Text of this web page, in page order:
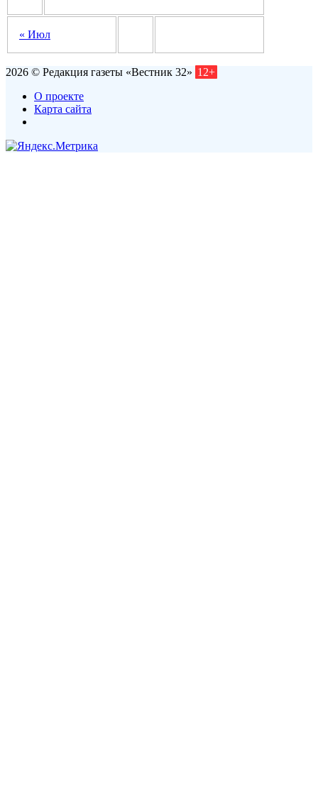
« Июл
2026 © Редакция газеты «Вестник 32» 12+
О проекте
Карта сайта